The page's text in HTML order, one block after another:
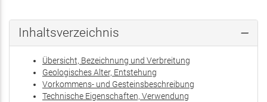
Inhaltsverzeichnis
Übersicht, Bezeichnung und Verbreitung
Geologisches Alter, Entstehung
Vorkommens- und Gesteinsbeschreibung
Technische Eigenschaften, Verwendung